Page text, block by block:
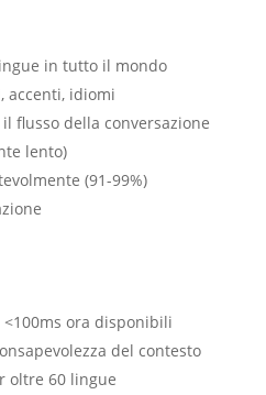
in tutto il mondo
accenti, idiomi
flusso della conversazione
lento)
(91-99%)
ora disponibili
del contesto
oltre 60 lingue